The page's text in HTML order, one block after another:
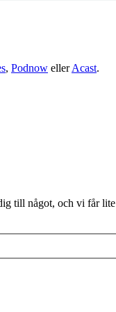
, Podnow ellerAcast.
till något, och vi får